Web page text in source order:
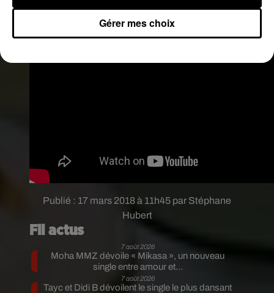
Publié : 17 mars 2018 à 11h45 par Stéphane
Hubert
Fil actus
7 août 2026
Moha MMZ dévoile « Mikasa », un nouveau
single entre amour et...
7 août 2026
Tayc et Didi B dévoilent le single le plus dansant
Gérer mes choix